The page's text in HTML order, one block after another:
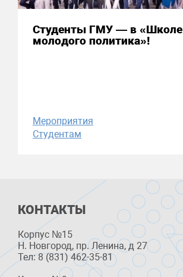
Студенты ГМУ — в «Школе
молодого политика»!
Мероприятия
Студентам
КОНТАКТЫ
Корпус №15
Н. Новгород, пр. Ленина, д 27
Тел: 8 (831) 462-35-81